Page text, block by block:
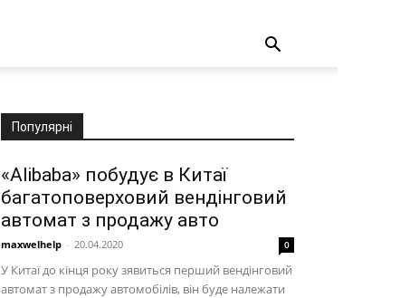
Популярні
«Alibaba» побудує в Китаї
багатоповерховий вендінговий
автомат з продажу авто
maxwelhelp - 20.04.2020 0
У Китаї до кінця року зявиться перший вендінговий
автомат з продажу автомобілів, він буде належати